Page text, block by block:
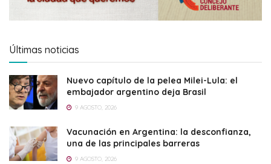
Últimas noticias
Nuevo capítulo de la pelea Milei-Lula: el
embajador argentino deja Brasil
9 AGOSTO, 2026
Vacunación en Argentina: la desconfianza,
una de las principales barreras
9 AGOSTO, 2026